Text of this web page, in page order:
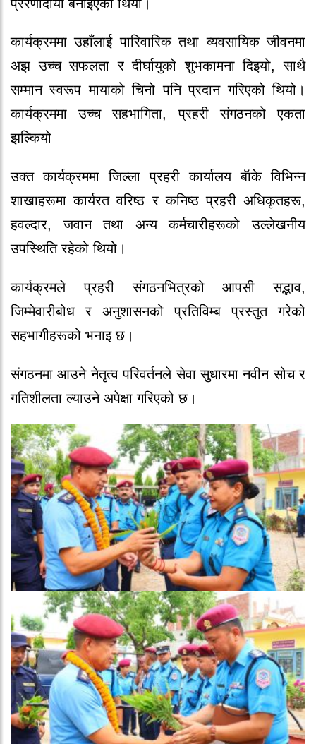
प्रेरणादायी बनाइएको थियो।
कार्यक्रममा उहाँलाई पारिवारिक तथा व्यवसायिक जीवनमा
अझ उच्च सफलता र दीर्घायुको शुभकामना दिइयो, साथै
सम्मान स्वरूप मायाको चिनो पनि प्रदान गरिएको थियो।
कार्यक्रममा उच्च सहभागिता, प्रहरी संगठनको एकता
झल्कियो
उक्त कार्यक्रममा जिल्ला प्रहरी कार्यालय बॅाके विभिन्न
शाखाहरूमा कार्यरत वरिष्ठ र कनिष्ठ प्रहरी अधिकृतहरू,
हवल्दार, जवान तथा अन्य कर्मचारीहरूको उल्लेखनीय
उपस्थिति रहेको थियो।
कार्यक्रमले प्रहरी संगठनभित्रको आपसी सद्भाव,
जिम्मेवारीबोध र अनुशासनको प्रतिविम्ब प्रस्तुत गरेको
सहभागीहरूको भनाइ छ।
संगठनमा आउने नेतृत्व परिवर्तनले सेवा सुधारमा नवीन सोच र
गतिशीलता ल्याउने अपेक्षा गरिएको छ।